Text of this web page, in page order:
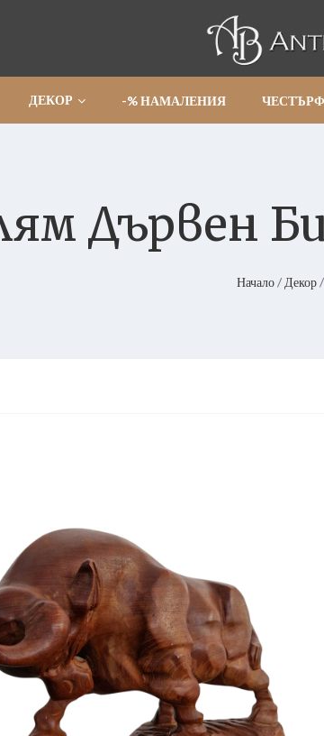
ДЕКОР -% НАМАЛЕНИЯ
Дървен
Начало/ Декор/